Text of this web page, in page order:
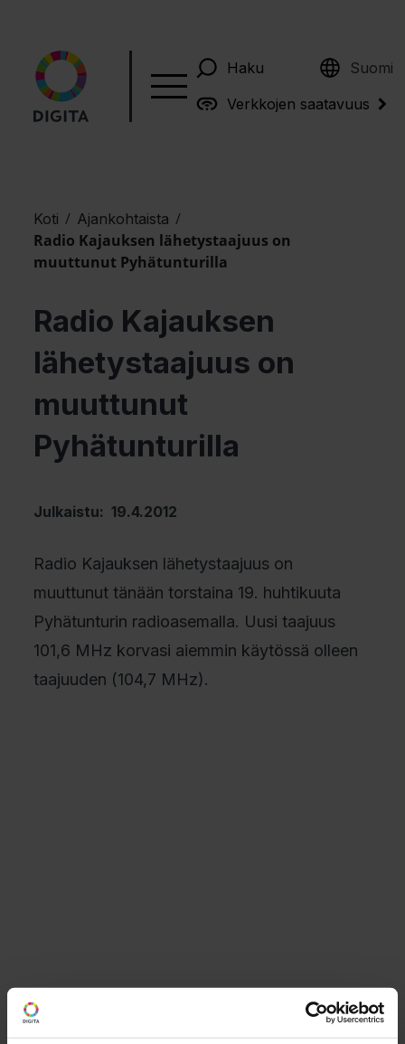
Haku Suomi
English
Verkkojen saatavuus
Koti / Ajankohtaista /
Radio Kajauksen lähetystaajuus on
muuttunut Pyhätunturilla
Radio Kajauksen
lähetystaajuus on
muuttunut
Pyhätunturilla
Julkaistu: 19.4.2012
Radio Kajauksen lähetystaajuus on
muuttunut tänään torstaina 19. huhtikuuta
Pyhätunturin radioasemalla. Uusi taajuus
101,6 MHz korvasi aiemmin käytössä olleen
taajuuden (104,7 MHz).